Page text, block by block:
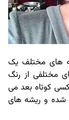
های مختلف یک
مختلفی از رنگ
کوتاه بعد می
شده و ریشه های